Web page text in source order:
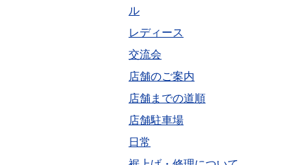
ル
レディース
交流会
店舗のご案内
店舗までの道順
店舗駐車場
日常